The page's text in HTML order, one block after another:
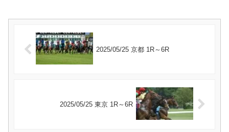
2025/05/25 京都 1R～6R
2025/05/25 東京 1R～6R